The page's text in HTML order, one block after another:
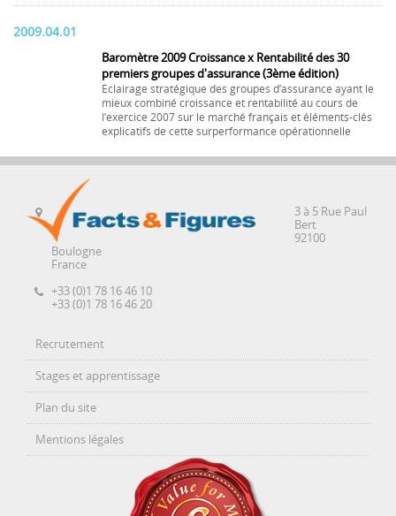
2009.04.01
Baromètre 2009 Croissance x Rentabilité des 30
premiers groupes d'assurance (3ème édition)
Eclairage stratégique des groupes d’assurance ayant le
mieux combiné croissance et rentabilité au cours de
l’exercice 2007 sur le marché français et éléments-clés
explicatifs de cette surperformance opérationnelle
3 à 5 Rue Paul
Bert
92100
Boulogne
France
+33 (0)1 78 16 46 10
+33 (0)1 78 16 46 20
Recrutement
Stages et apprentissage
Plan du site
Mentions légales